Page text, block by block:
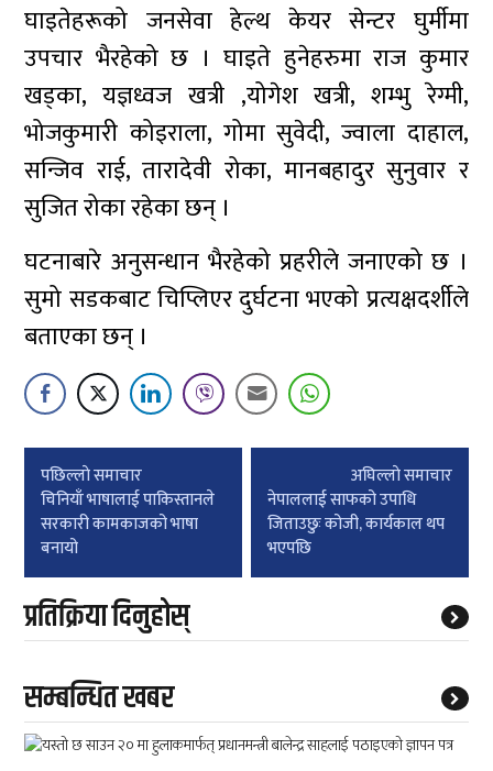
घाइतेहरूको जनसेवा हेल्थ केयर सेन्टर घुर्मीमा
उपचार भैरहेको छ । घाइते हुनेहरुमा राज कुमार
खड्का, यज्ञध्वज खत्री ,योगेश खत्री, शम्भु रेग्मी,
भोजकुमारी कोइराला, गोमा सुवेदी, ज्वाला दाहाल,
सन्जिव राई, तारादेवी रोका, मानबहादुर सुनुवार र
सुजित रोका रहेका छन् ।
घटनाबारे अनुसन्धान भैरहेको प्रहरीले जनाएको छ ।
सुमो सडकबाट चिप्लिएर दुर्घटना भएको प्रत्यक्षदर्शीले
बताएका छन् ।
Post
navigation
पछिल्लाे समाचार
चिनियाँ भाषालाई पाकिस्तानले
सरकारी कामकाजको भाषा
बनायो
अघिल्लाे समाचार
नेपाललाई साफको उपाधि
जिताउछुः कोजी, कार्यकाल थप
भएपछि
प्रतिक्रिया दिनुहोस्
सम्बन्धित खबर